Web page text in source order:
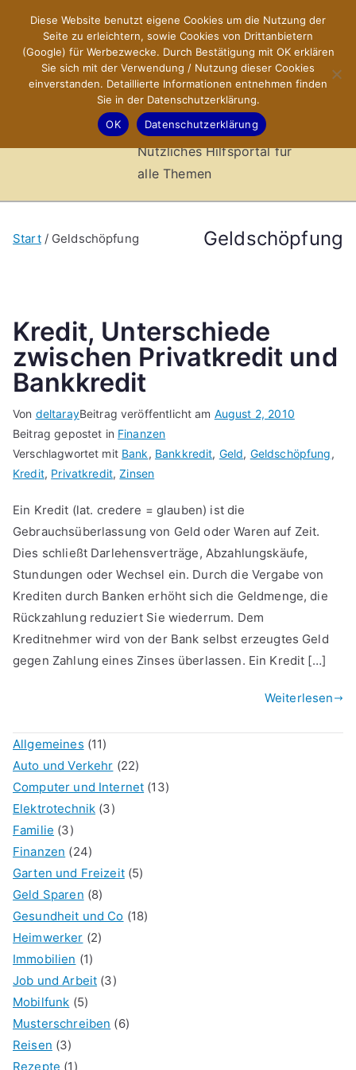
springen
X-Sites.de
–
Hilfsportal
Nützliches Hilfsportal für
alle Themen
Geldschöpfung
Start Geldschöpfung
Kredit, Unterschiede
zwischen Privatkredit und
Bankkredit
Von deltarayBeitrag veröffentlicht am August 2, 2010
Beitrag gepostet in Finanzen
Verschlagwortet mit Bank, Bankkredit, Geld, Geldschöpfung,
Kredit, Privatkredit,Zinsen
Ein Kredit (lat. credere = glauben) ist die
Gebrauchsüberlassung von Geld oder Waren auf Zeit.
Dies schließt Darlehensverträge, Abzahlungskäufe,
Stundungen oder Wechsel ein. Durch die Vergabe von
Krediten durch Banken erhöht sich die Geldmenge, die
Rückzahlung reduziert Sie wiederrum. Dem
Kreditnehmer wird von der Bank selbst erzeugtes Geld
gegen Zahlung eines Zinses überlassen. Ein Kredit […]
Weiterlesen
Allgemeines (11)
Auto und Verkehr (22)
Computer und Internet (13)
Elektrotechnik (3)
Familie (3)
Finanzen (24)
Garten und Freizeit(5)
Geld Sparen (8)
Gesundheit und Co (18)
Heimwerker (2)
Immobilien (1)
Job und Arbeit (3)
Mobilfunk (5)
Musterschreiben (6)
Reisen (3)
Rezepte (1)
Diese Website benutzt eigene Cookies um die Nutzung der
Seite zu erleichtern, sowie Cookies von Drittanbietern
(Google) für Werbezwecke. Durch Bestätigung mit OK erklären
Sie sich mit der Verwendung / Nutzung dieser Cookies
einverstanden. Detaillierte Informationen entnehmen finden
Sie in der Datenschutzerklärung.
OK
Datenschutzerklärung